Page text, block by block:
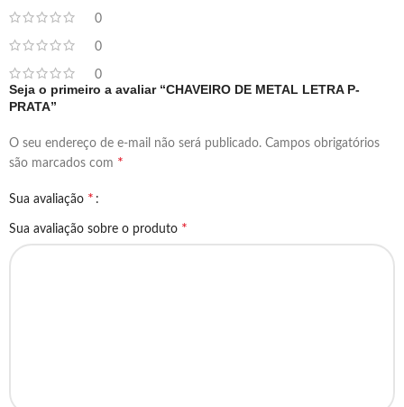
0
0
0
Seja o primeiro a avaliar “CHAVEIRO DE METAL LETRA P-
PRATA”
O seu endereço de e-mail não será publicado. Campos obrigatórios
são marcados com *
Sua avaliação *
Sua avaliação sobre o produto *